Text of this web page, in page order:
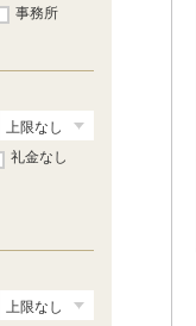
事務所
礼金なし